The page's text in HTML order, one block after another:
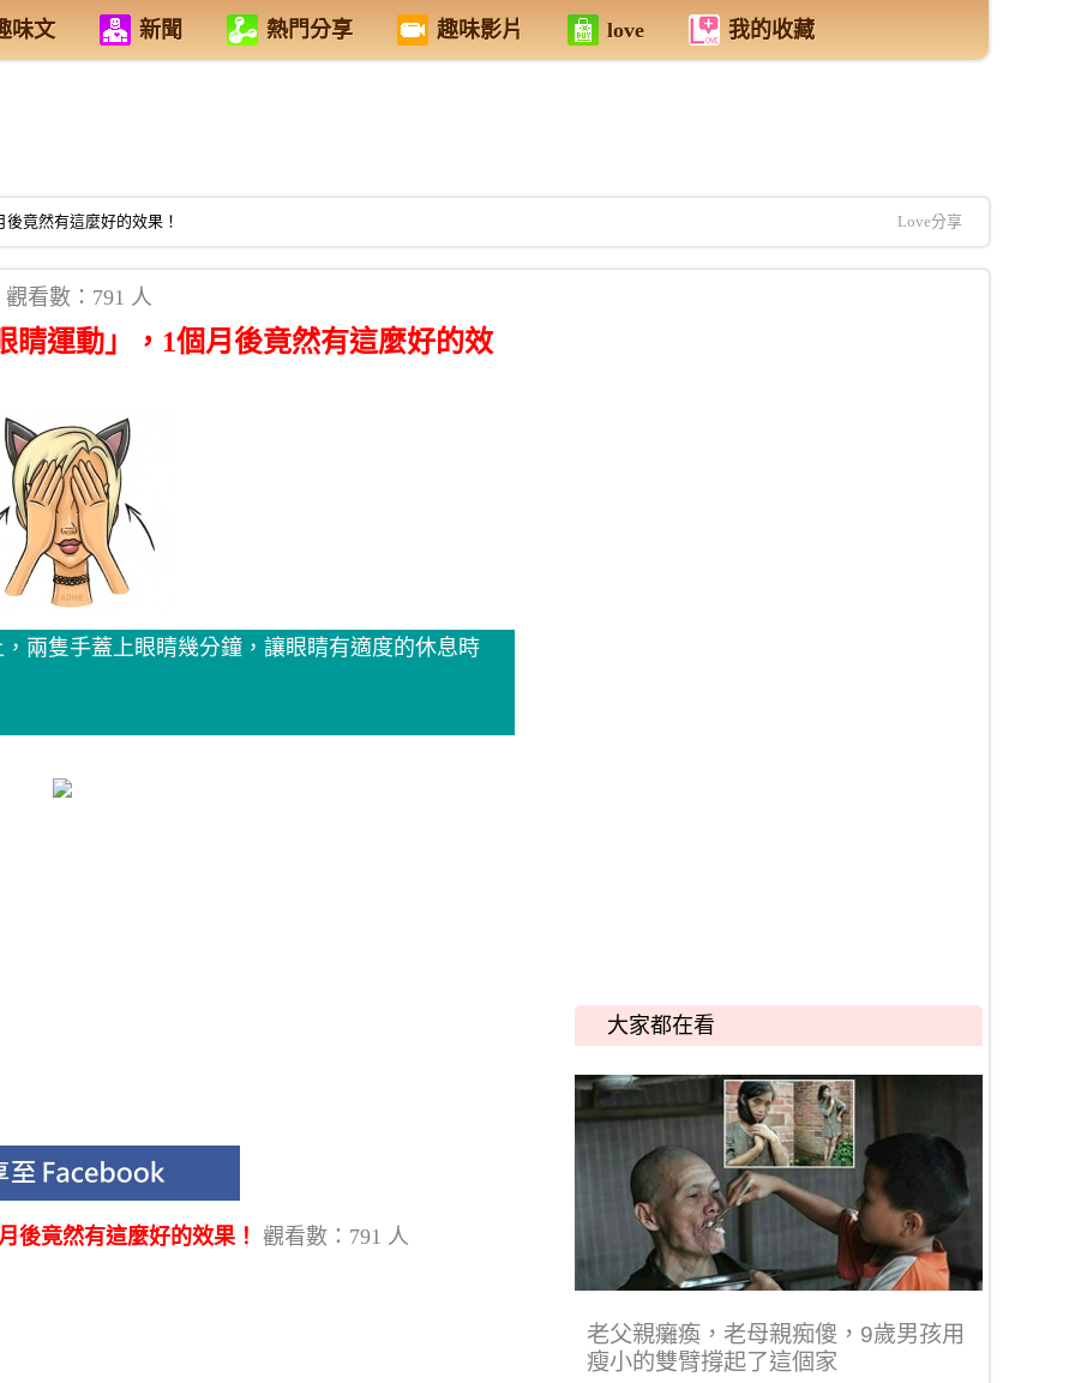
味文 新聞 熱門分享 趣味影片 love 我的收藏
竟然有這麼好的效果！ Love分享
觀看數：791 人
睛運動」，1個月後竟然有這麼好的效
兩隻手蓋上眼睛幾分鐘，讓眼睛有適度的休息時
後竟然有這麼好的效果！ 觀看數：791 人
大家都在看
老父親癱瘓，老母親痴傻，9歲男孩用
瘦小的雙臂撐起了這個家